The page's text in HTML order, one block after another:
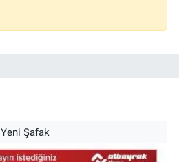
Yeni Şafak